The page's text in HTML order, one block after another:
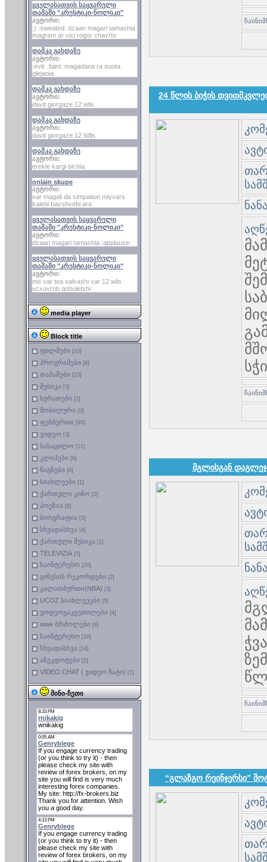
ყველასათვის საყვარელი
თამაში "კრესტიკი-ნოლიკი"
ავტორი:
:) :sweated: dzaan magari tamashia
magram ar vici rogor chavrto
დამკა გახდაზე
ავტორი:
:evil: :faint: magadana ra suota
glejaoia
დამკა გახდაზე
ავტორი:
davit giorgaze 12 wlis
დამკა გახდაზე
ავტორი:
davit giorgaze 12 Wlis
დამკა გახდაზე
ავტორი:
erekle kargi bichia
onlain skupe
ავტორი:
var magali da simpatiuri miyvars
kalebi bavshvebi ara
ყველასათვის საყვარელი
თამაში "კრესტიკი-ნოლიკი"
ავტორი:
dzaan magari tamashia :applause:
ყველასათვის საყვარელი
თამაში "კრესტიკი-ნოლიკი"
ავტორი:
me var tea xalvashi var 12 wlis
vcxovrob qobuletshi
media player
Block title
ფილმები [10]
პროგრამები [8]
თამაშები [23]
მუსიკა [3]
სურათები [2]
მობილური [0]
ფეხბურთი [95]
ვიდეო [3]
სასაცილო [11]
კლიპები [6]
წიგნები [0]
სიახლეები [1]
ქართული კინო [2]
პოეზია [6]
ბიოგრაფია [3]
სხვადასხვა [4]
ქართული მუსიკა [1]
TELEVIZIA [5]
საინტერესო [20]
გინესის რეკორდები [2]
კალათბურთი(NBA) [3]
UCOZ სიახლეეები [5]
ვოდეოგაკვეთილები [4]
wwe ბრძოლები [6]
საინტერესო [10]
სხვადასხვა [14]
ანეკდოტები [2]
VIDEO CHAT ( ვიდეო ჩატი) [1]
მინი-ჩეთი
24 წლის ბიჭის
მგლისგან
“გლაზგო რეინჯერსი”